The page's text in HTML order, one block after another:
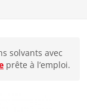
solvants avec
prête à l’emploi.